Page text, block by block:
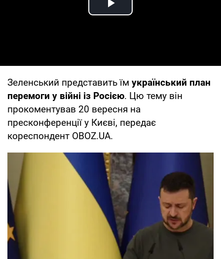
Play Video
Зеленський представить їм український план
перемоги у війні із Росією. Цю тему він
прокоментував 20 вересня на
пресконференції у Києві, передає
кореспондент OBOZ.UA.